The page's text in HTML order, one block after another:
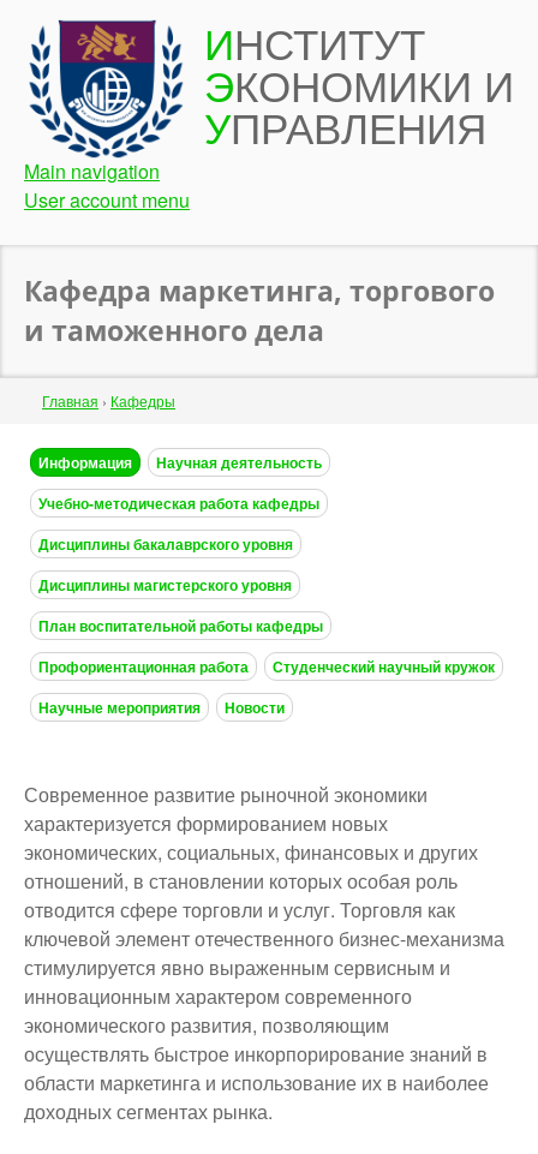
Перейти
основному
содержанию
ИНСТИТУТ
ЭКОНОМИКИ И
УПРАВЛЕНИЯ
Main navigation
User account menu
Кафедра маркетинга, торгового
и таможенного дела
Строка
навигации
Главная › Кафедры
Back
to
top
Информация
Научная деятельность
Учебно-методическая работа кафедры
Дисциплины бакалаврского уровня
Дисциплины магистерского уровня
План воспитательной работы кафедры
Профориентационная работа
Студенческий научный кружок
Научные мероприятия
Новости
Современное развитие рыночной экономики
характеризуется формированием новых
экономических, социальных, финансовых и других
отношений, в становлении которых особая роль
отводится сфере торговли и услуг. Торговля как
ключевой элемент отечественного бизнес-механизма
стимулируется явно выраженным сервисным и
инновационным характером современного
экономического развития, позволяющим
осуществлять быстрое инкорпорирование знаний в
области маркетинга и использование их в наиболее
доходных сегментах рынка.